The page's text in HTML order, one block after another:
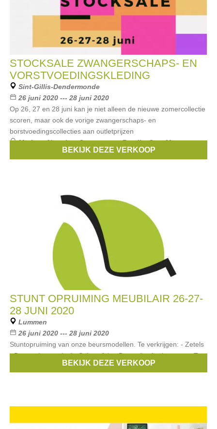
STOCKSALE ZWANGERSCHAPS- EN
VORSTVOEDINGSKLEDING
Sint-Gillis-Dendermonde
26 juni 2020 --- 28 juni 2020
Op 26, 27 en 28 juni kan je niet alleen de nieuwe zomercollectie
scoren, maar ook de vorige zwangerschaps- en
borstvoedingscollecties aan outletprijzen
Merken:Noppies,Queen mum,Fragile,Sara Menonove,
BEKIJK DEZE VERKOOP
STUNT OPRUIMING MEUBILAIR 26-27-
28 JUNI 2020
Lummen
26 juni 2020 --- 28 juni 2020
Stuntopruiming van onze beursmodellen. Te verkrijgen: - Zetels
- Decoratiemateriaal - Salontafels - Dressoirs, barkasten en Tv
BEKIJK DEZE VERKOOP